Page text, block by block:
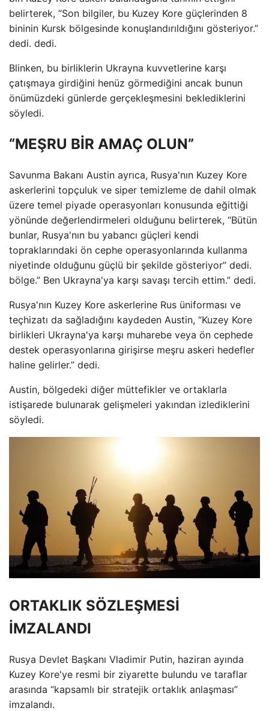
belirterek, “Son bilgiler, bu Kuzey Kore güçlerinden 8
bininin Kursk bölgesinde konuşlandırıldığını gösteriyor.”
dedi. dedi.
Blinken, bu birliklerin Ukrayna kuvvetlerine karşı
çatışmaya girdiğini henüz görmediğini ancak bunun
önümüzdeki günlerde gerçekleşmesini beklediklerini
söyledi.
“MEŞRU BİR AMAÇ OLUN”
Savunma Bakanı Austin ayrıca, Rusya'nın Kuzey Kore
askerlerini topçuluk ve siper temizleme de dahil olmak
üzere temel piyade operasyonları konusunda eğittiği
yönünde değerlendirmeleri olduğunu belirterek, “Bütün
bunlar, Rusya'nın bu yabancı güçleri kendi
topraklarındaki ön cephe operasyonlarında kullanma
niyetinde olduğunu güçlü bir şekilde gösteriyor” dedi.
bölge.” Ben Ukrayna'ya karşı savaşı tercih ettim.” dedi.
Rusya'nın Kuzey Kore askerlerine Rus üniforması ve
teçhizatı da sağladığını kaydeden Austin, “Kuzey Kore
birlikleri Ukrayna'ya karşı muharebe veya ön cephede
destek operasyonlarına girişirse meşru askeri hedefler
haline gelirler.” dedi.
Austin, bölgedeki diğer müttefikler ve ortaklarla
istişarede bulunarak gelişmeleri yakından izlediklerini
söyledi.
ORTAKLIK SÖZLEŞMESİ
İMZALANDI
Rusya Devlet Başkanı Vladimir Putin, haziran ayında
Kuzey Kore'ye resmi bir ziyarette bulundu ve taraflar
arasında “kapsamlı bir stratejik ortaklık anlaşması”
imzalandı.